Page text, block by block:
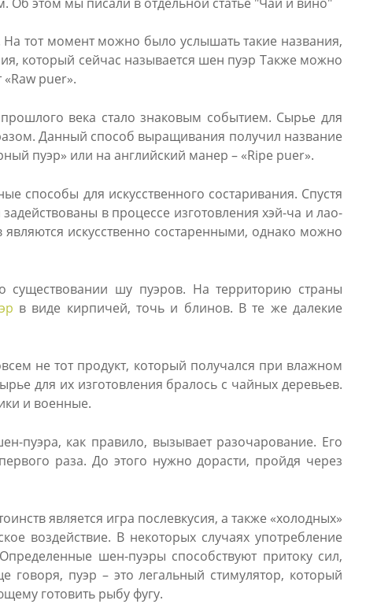
тот момент можно было услышать такие названия,
который сейчас называется шен пуэр Также можно
puer».
века стало знаковым событием. Сырье для
Данный способ выращивания получил название
пуэр» или на английский манер – «Ripe puer».
способы для искусственного состаривания. Спустя
в процессе изготовления хэй-ча и лао-
искусственно состаренными, однако можно
шу пуэров. На территорию страны
в виде кирпичей, точь и блинов. В те же далекие
не тот продукт, который получался при влажном
для их изготовления бралось с чайных деревьев.
и военные.
пуэра, как правило, вызывает разочарование. Его
раза. До этого нужно дорасти, пройдя через
является игра послевкусия, а также «холодных»
воздействие. В некоторых случаях употребление
шен-пуэры способствуют притоку сил,
пуэр – это легальный стимулятор, который
готовить рыбу фугу.